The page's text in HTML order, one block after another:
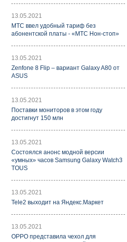
13.05.2021
МТС ввел удобный тариф без
абонентской платы - «МТС Нон-стоп»
13.05.2021
Zenfone 8 Flip – вариант Galaxy A80 от
ASUS
13.05.2021
Поставки мониторов в этом году
достигнут 150 млн
13.05.2021
Состоялся анонс модной версии
«умных» часов Samsung Galaxy Watch3
TOUS
13.05.2021
Tele2 выходит на Яндекс.Маркет
13.05.2021
OPPO представила чехол для